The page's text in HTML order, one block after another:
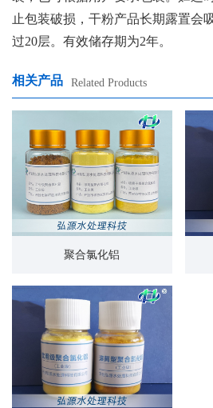
止包装破损，干粉产品长期露置会
过20层。有效储存期为2年。
相关产品 Related Products
聚合氯化铝